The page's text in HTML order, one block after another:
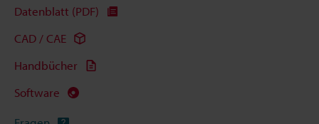
Datenblatt (PDF)
CAD / CAE
Handbücher
Software